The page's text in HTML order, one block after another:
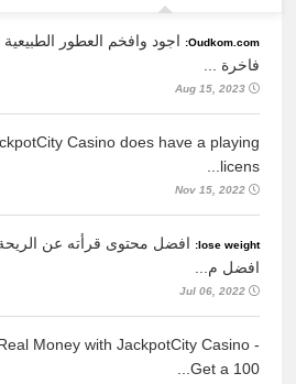
Oudkom.com:
اجود وافخم العطور
فاخرة ...
Aug 15, 2023
Casino does have a playing
licens...
Nov 15, 2022
lose weight:
افضل محتوى قرأته عن
افضل م...
Jul 06, 2022
Money with JackpotCity Casino -
Get a 100...